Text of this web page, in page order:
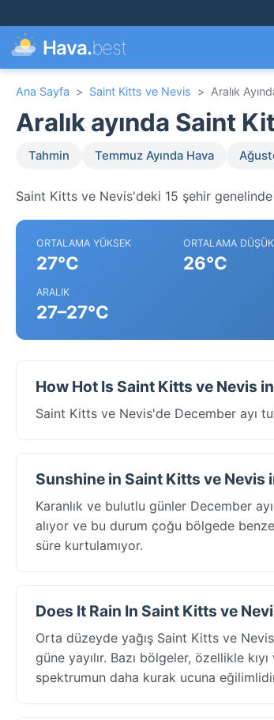
Hava.best
Ana Sayfa > Saint Kitts ve Nevis > Aralık
Aralık ayında Saint
Tahmin Temmuz Ayında Hava
Saint Kitts ve Nevis'deki 15 şehir
ORTALAMA YÜKSEK
27°C
ORTALAMA DÜŞÜK
26°C
ARALIK
27–27°C
How Hot Is Saint Kitts ve Nevis
Saint Kitts ve Nevis'de December ayı
Sunshine in Saint Kitts ve Nevis
Karanlık ve bulutlu günler December
alıyor ve bu durum çoğu bölgede
süre kurtulamıyor.
Does It Rain In Saint Kitts ve
Orta düzeyde yağış Saint Kitts ve
güne yayılır. Bazı bölgeler, özellikle
spektrumun daha kurak ucuna